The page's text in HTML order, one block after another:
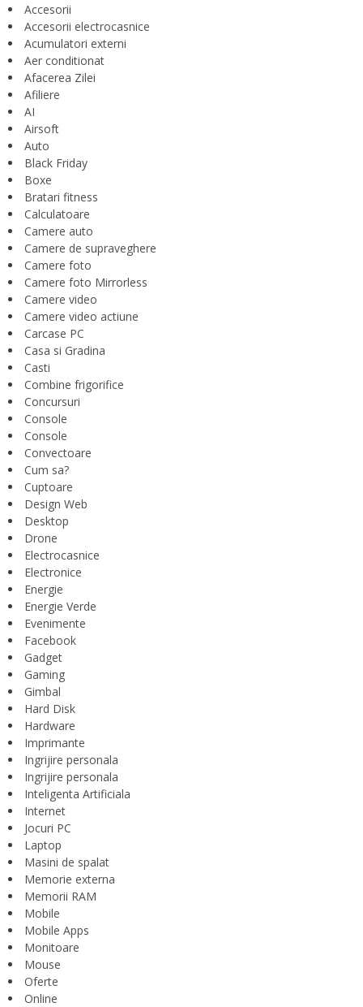
Accesorii
Accesorii electrocasnice
Acumulatori externi
Aer conditionat
Afacerea Zilei
Afiliere
AI
Airsoft
Auto
Black Friday
Boxe
Bratari fitness
Calculatoare
Camere auto
Camere de supraveghere
Camere foto
Camere foto Mirrorless
Camere video
Camere video actiune
Carcase PC
Casa si Gradina
Casti
Combine frigorifice
Concursuri
Console
Console
Convectoare
Cum sa?
Cuptoare
Design Web
Desktop
Drone
Electrocasnice
Electronice
Energie
Energie Verde
Evenimente
Facebook
Gadget
Gaming
Gimbal
Hard Disk
Hardware
Imprimante
Ingrijire personala
Ingrijire personala
Inteligenta Artificiala
Internet
Jocuri PC
Laptop
Masini de spalat
Memorie externa
Memorii RAM
Mobile
Mobile Apps
Monitoare
Mouse
Oferte
Online